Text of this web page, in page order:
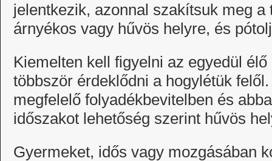
jelentkezik, azonnal szakítsuk meg a
árnyékos vagy hűvös helyre, és
Kiemelten kell figyelni az egyedül
többször érdeklődni a hogylétük
megfelelő folyadékbevitelben és
időszakot lehetőség szerint hűvös
Gyermeket, idős vagy mozgásában